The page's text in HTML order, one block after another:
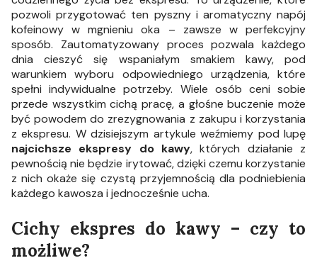
pozwoli przygotować ten pyszny i aromatyczny napój
kofeinowy w mgnieniu oka – zawsze w perfekcyjny
sposób. Zautomatyzowany proces pozwala każdego
dnia cieszyć się wspaniałym smakiem kawy, pod
warunkiem wyboru odpowiedniego urządzenia, które
spełni indywidualne potrzeby. Wiele osób ceni sobie
przede wszystkim cichą pracę, a głośne buczenie może
być powodem do zrezygnowania z zakupu i korzystania
z ekspresu. W dzisiejszym artykule weźmiemy pod lupę
najcichsze ekspresy do kawy, których działanie z
pewnością nie będzie irytować, dzięki czemu korzystanie
z nich okaże się czystą przyjemnością dla podniebienia
każdego kawosza i jednocześnie ucha.
Cichy ekspres do kawy – czy to
możliwe?